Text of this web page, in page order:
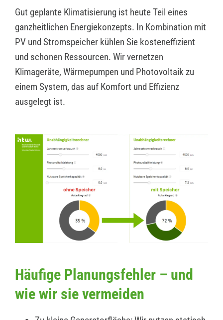
Gut geplante Klimatisierung ist heute Teil eines
ganzheitlichen Energiekonzepts. In Kombination mit
PV und Stromspeicher kühlen Sie kosteneffizient
und schonen Ressourcen. Wir vernetzen
Klimageräte, Wärmepumpen und Photovoltaik zu
einem System, das auf Komfort und Effizienz
ausgelegt ist.
Häufige Planungsfehler – und
wie wir sie vermeiden